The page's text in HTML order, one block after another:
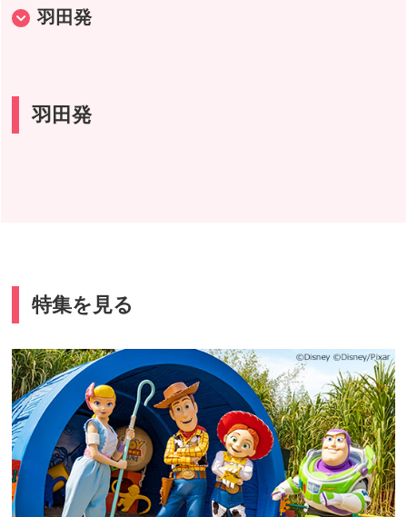
羽田発
羽田発
特集を見る